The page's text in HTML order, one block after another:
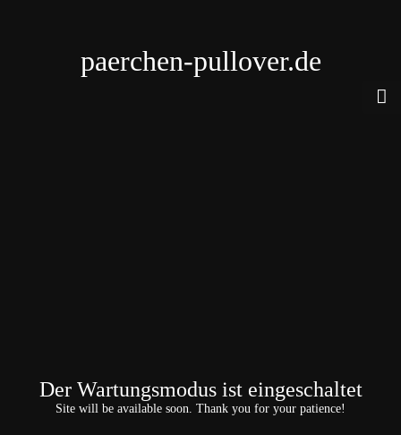
paerchen-pullover.de
Der Wartungsmodus ist eingeschaltet
Site will be available soon. Thank you for your patience!